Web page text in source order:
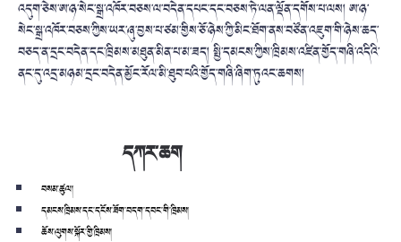
འདུག་ཅེས་ཨ་ཉ་སེང་སྒྲ་འཁོར་བཅས་ལ་བདེན་དཔང་དང་བཅས་ཏེ་ལན་ལྡོན་དགོས་པ་ལས། ཨ་ཉ་
སེང་སྒྲ་འཁོར་བཅས་ཀྱིས་ཡར་ཞུ་བྱས་པ་ཙམ་གྱིས་ཅོ་ཉེས་ཀྱི་མིང་ཐོག་ནས་བཙོན་འཇུག་གི་ཉེས་ཆད་
བཅད་ན་དྲང་བདེན་དང་ཁྲིམས་མཐུན་མིན་པ་མ་ཟད། སྤྱི་དམངས་ཀྱིས་ཁྲིམས་འཛིན་གྱོད་གཞི་འདིའི་
ནང་དུ་འདྲ་མཉམ་དྲང་བདེན་མྱོང་རོལ་མི་ཐུབ་པའི་གྱོད་གཞི་ཞིག་ཏུའང་ཆགས།
དཀར་ཆག
བསམ་ཚུལ།
དམངས་ཁྲིམས་དང་དངོས་ཟོག་བདག་དབང་གི་ཁྲིམས།
ཆོས་ལུགས་སྐོར་གྱི་ཁྲིམས།